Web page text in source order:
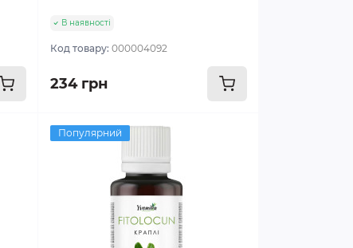
В наявності
Код товару:000004092
234 грн
Популярний